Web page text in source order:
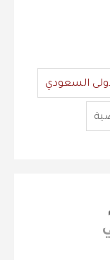
السعودي